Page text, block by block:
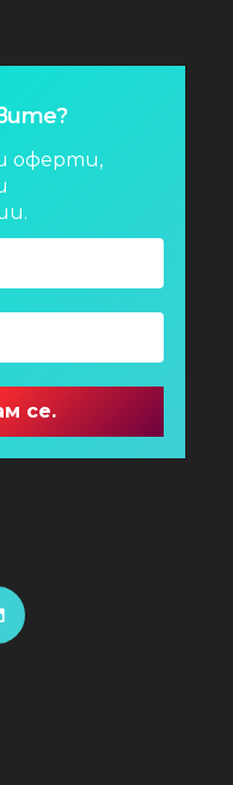
оферти,